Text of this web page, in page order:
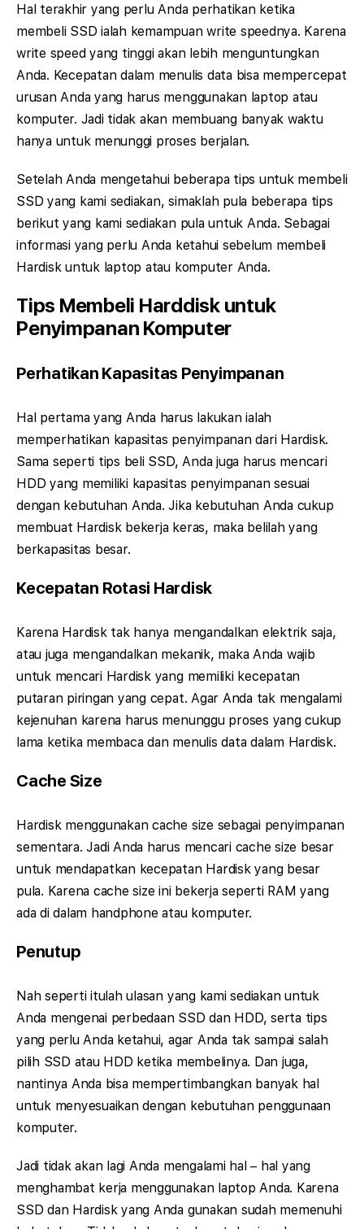
Hal terakhir yang perlu Anda perhatikan ketika
membeli SSD ialah kemampuan write speednya. Karena
write speed yang tinggi akan lebih menguntungkan
Anda. Kecepatan dalam menulis data bisa mempercepat
urusan Anda yang harus menggunakan laptop atau
komputer. Jadi tidak akan membuang banyak waktu
hanya untuk menunggi proses berjalan.
Setelah Anda mengetahui beberapa tips untuk membeli
SSD yang kami sediakan, simaklah pula beberapa tips
berikut yang kami sediakan pula untuk Anda. Sebagai
informasi yang perlu Anda ketahui sebelum membeli
Hardisk untuk laptop atau komputer Anda.
Tips Membeli Harddisk untuk
Penyimpanan Komputer
Perhatikan Kapasitas Penyimpanan
Hal pertama yang Anda harus lakukan ialah
memperhatikan kapasitas penyimpanan dari Hardisk.
Sama seperti tips beli SSD, Anda juga harus mencari
HDD yang memiliki kapasitas penyimpanan sesuai
dengan kebutuhan Anda. Jika kebutuhan Anda cukup
membuat Hardisk bekerja keras, maka belilah yang
berkapasitas besar.
Kecepatan Rotasi Hardisk
Karena Hardisk tak hanya mengandalkan elektrik saja,
atau juga mengandalkan mekanik, maka Anda wajib
untuk mencari Hardisk yang memiliki kecepatan
putaran piringan yang cepat. Agar Anda tak mengalami
kejenuhan karena harus menunggu proses yang cukup
lama ketika membaca dan menulis data dalam Hardisk.
Cache Size
Hardisk menggunakan cache size sebagai penyimpanan
sementara. Jadi Anda harus mencari cache size besar
untuk mendapatkan kecepatan Hardisk yang besar
pula. Karena cache size ini bekerja seperti RAM yang
ada di dalam handphone atau komputer.
Penutup
Nah seperti itulah ulasan yang kami sediakan untuk
Anda mengenai perbedaan SSD dan HDD, serta tips
yang perlu Anda ketahui, agar Anda tak sampai salah
pilih SSD atau HDD ketika membelinya. Dan juga,
nantinya Anda bisa mempertimbangkan banyak hal
untuk menyesuaikan dengan kebutuhan penggunaan
komputer.
Jadi tidak akan lagi Anda mengalami hal – hal yang
menghambat kerja menggunakan laptop Anda. Karena
SSD dan Hardisk yang Anda gunakan sudah memenuhi